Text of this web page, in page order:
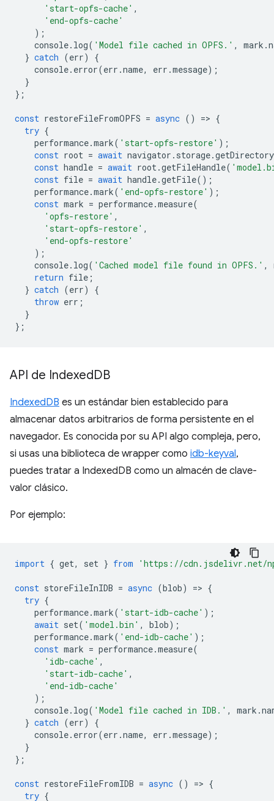
'start-opfs-cache' ,
'end-opfs-cache'
);
console. log( 'Model file cached in OPFS.' , mark .
} catch (err)
{
console. error(err .name, err .message);
}
};
const restoreFileFromOPFS = async () => {
try {
performance.mark( 'start-opfs-restore' );
const root = await navigator . storage.getDirectory
const handle = await root.getFileHandle(
const file = await handle.getFile();
performance.mark( 'end-opfs-restore' );
const mark = performance.measure(
'opfs-restore' ,
'start-opfs-restore' ,
'end-opfs-restore'
);
console. log( 'Cached model file found in OPFS.' ,
return file ;
} catch (err)
{
throw err ;
}
};
API de IndexedDB
IndexedDB es un estándar bien establecido para
almacenar datos arbitrarios de forma persistente en el
navegador. Es conocida por su API algo compleja, pero,
si usas una biblioteca de wrapper como idb-keyval,
puedes tratar a IndexedDB como un almacén de clave-
valor clásico.
Por ejemplo:
import { get, set } from 'https://cdn.jsdelivr.net/
const storeFileInIDB = async (blob) => {
try {
performance.mark( 'start-idb-cache' );
await set( 'model.bin' , blob);
performance.mark( 'end-idb-cache' );
const mark = performance.measure(
'idb-cache' ,
'start-idb-cache' ,
'end-idb-cache'
);
console. log( 'Model file cached in IDB.' , mark .
} catch (err)
{
console. error(err .name, err .message);
}
};
const restoreFileFromIDB = async () => {
try {